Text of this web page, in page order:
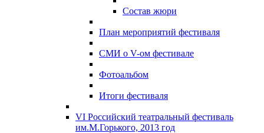
Состав жюри
План мероприятий фестиваля
СМИ о V-ом фестивале
Фотоальбом
Итоги фестиваля
VI Российский театральный фестиваль
им.М.Горького, 2013 год